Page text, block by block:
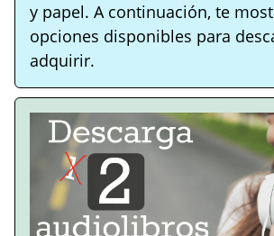
y papel. A continuación, te
opciones disponibles para
adquirir.